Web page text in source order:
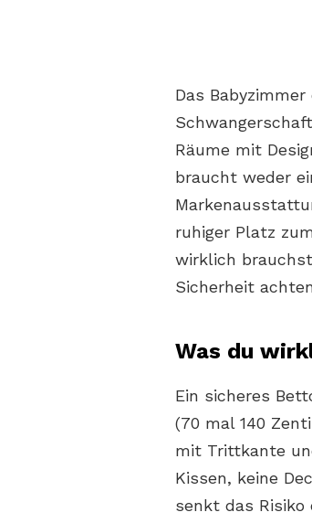
Das
Räume mit
braucht weder
ruhiger Platz
wirklich
Sicherheit
Was du
Ein sicheres
(70 mal 140
mit Trittkante
Kissen, keine
senkt das